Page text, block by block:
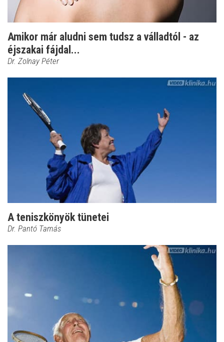
Amikor már aludni sem tudsz a válladtól - az
éjszakai fájdal...
Dr. Zolnay Péter
A teniszkönyök tünetei
Dr. Pantó Tamás